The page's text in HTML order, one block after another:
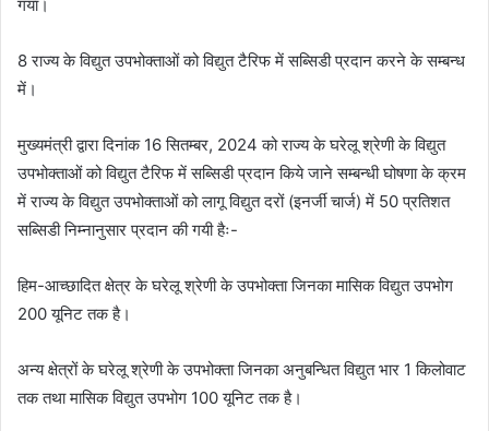
गया।
8 राज्य के विद्युत उपभोक्ताओं को विद्युत टैरिफ में सब्सिडी प्रदान करने के सम्बन्ध
में।
मुख्यमंत्री द्वारा दिनांक 16 सितम्बर, 2024 को राज्य के घरेलू श्रेणी के विद्युत
उपभोक्ताओं को विद्युत टैरिफ में सब्सिडी प्रदान किये जाने सम्बन्धी घोषणा के क्रम
में राज्य के विद्युत उपभोक्ताओं को लागू विद्युत दरों (इनर्जी चार्ज) में 50 प्रतिशत
सब्सिडी निम्नानुसार प्रदान की गयी हैः-
हिम-आच्छादित क्षेत्र के घरेलू श्रेणी के उपभोक्ता जिनका मासिक विद्युत उपभोग
200 यूनिट तक है।
अन्य क्षेत्रों के घरेलू श्रेणी के उपभोक्ता जिनका अनुबन्धित विद्युत भार 1 किलोवाट
तक तथा मासिक विद्युत उपभोग 100 यूनिट तक है।